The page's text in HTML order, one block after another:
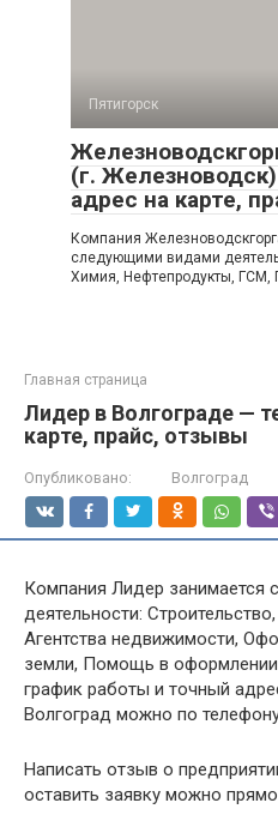
Пятигорск
(г.
адрес на карте,
Компания
следующими видами
Химия, Нефтепродукты, ГСМ,
Главная страница
Лидер в Волгограде —
карте, прайс, отзывы
Опубликовано: Волгоград
Компания Лидер
деятельности:
Агентства недвижимости,
земли, Помощь в оформлении
график работы и точный
Волгоград можно по
Написать отзыв о
оставить заявку можно прямо